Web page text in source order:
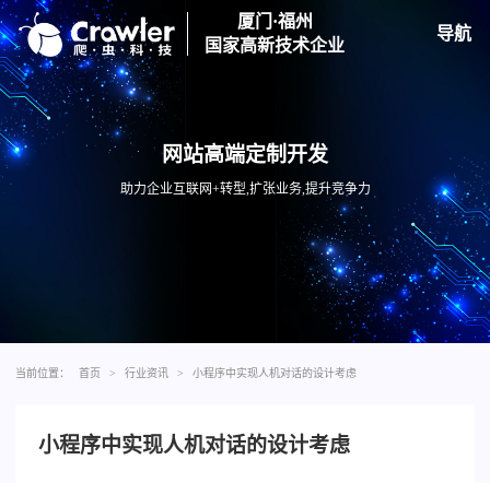
厦门·福州
国家高新技术企业
导航
网站高端定制开发
助力企业互联网+转型,扩张业务,提升竞争力
当前位置： 首页 > 行业资讯 > 小程序中实现人机对话的设计考虑
小程序中实现人机对话的设计考虑